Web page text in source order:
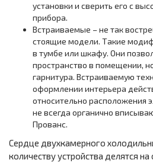
установки и сверить его с
прибора.
Встраиваемые – не так
стоящие модели. Такие
в тумбе или шкафу. Они
пространство в помещении,
гарнитура. Встраиваемую
оформлении интерьера
относительно расположения
не всегда органично
Прованс.
Сердце двухкамерного
количеству устройства делятся